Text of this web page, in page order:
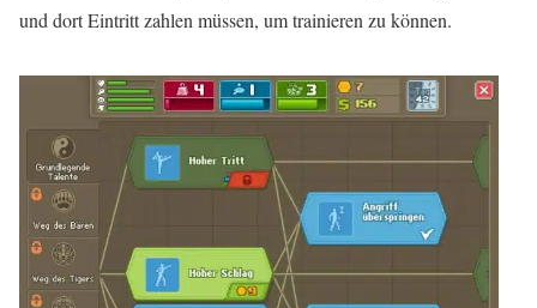
und dort Eintritt zahlen müssen, um trainieren zu können.